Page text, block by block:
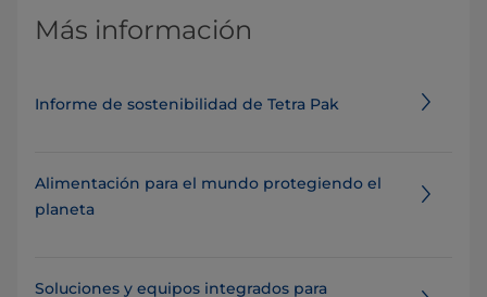
Más información
Informe de sostenibilidad de Tetra Pak
Alimentación para el mundo protegiendo el
planeta
Soluciones y equipos integrados para